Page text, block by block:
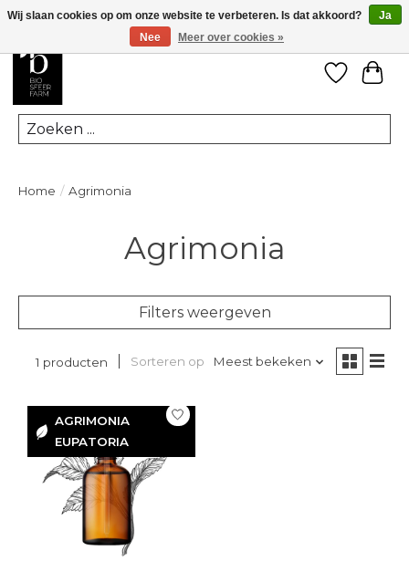
Zoeken
Home / Agrimonia
Agrimonia
Filters weergeven
1 producten Sorteren op Meest bekeken
AGRIMONIA
EUPATORIA
AGRIMONIA
EUPATORIA
Wij slaan cookies op om onze website te verbeteren. Is dat akkoord?
Ja
Nee
Meer over cookies »